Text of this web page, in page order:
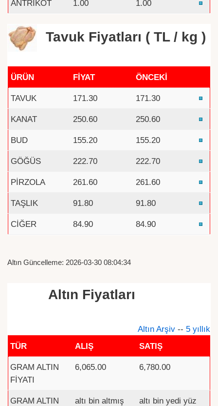
ANTRİKOT 1.00 1.00
Tavuk Fiyatları ( TL / kg )
ÜRÜN FİYAT ÖNCEKİ
TAVUK 171.30 171.30
KANAT 250.60 250.60
BUD 155.20 155.20
GÖĞÜS 222.70 222.70
PİRZOLA 261.60 261.60
TAŞLIK 91.80 91.80
CİĞER 84.90 84.90
Altın Güncelleme: 2026-03-30 08:04:34
Altın Fiyatları
Altın Arşiv -- 5 yıllık
TÜR
ALIŞ SATIŞ
GRAM ALTIN
FİYATI
6,065.00 6,780.00
GRAM ALTIN
altı bin altmış
altı bin yedi yüz